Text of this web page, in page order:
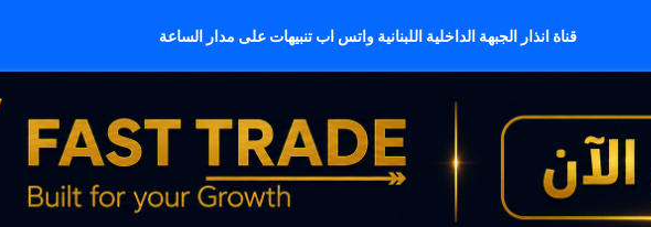
قناة انذار الجبهة الداخلية اللبنانية واتس اب تنبيهات على مدار الساعة